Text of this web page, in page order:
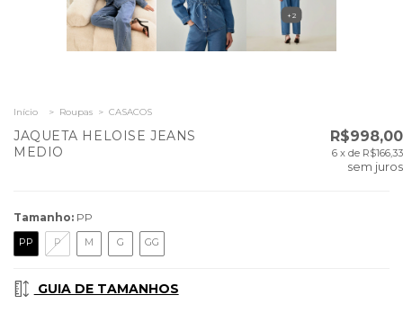
+2
Início > Roupas > CASACOS
JAQUETA HELOISE JEANS
MEDIO
R$998,00
6 x de R$166,33
sem juros
Tamanho: PP
PP P M G GG
GUIA DE TAMANHOS